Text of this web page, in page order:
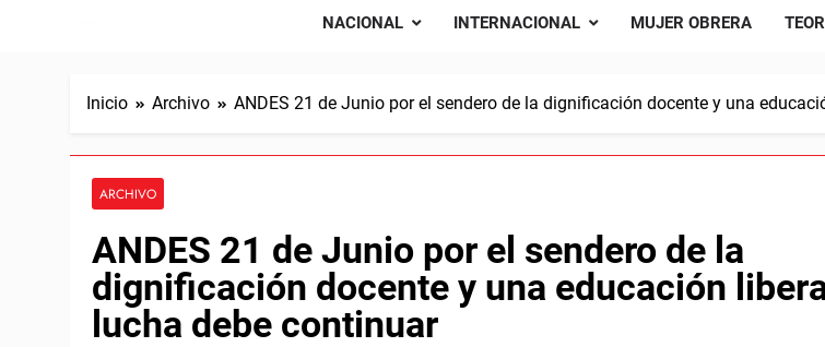
NACIONAL INTERNACIONAL MUJER OBRERA
Inicio Archivo ANDES 21 de Junio por el sendero de la dignificación docente y una
ARCHIVO
ANDES 21 de Junio por el sendero de la
dignificación docente y una educación
lucha debe continuar